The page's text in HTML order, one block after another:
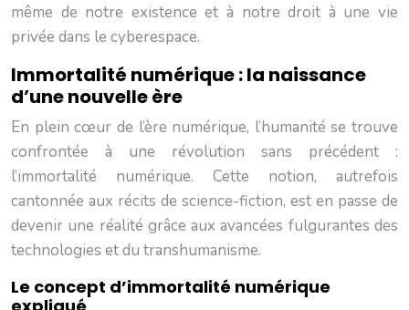
même de notre existence et à notre droit à une vie
privée dans le cyberespace.
Immortalité numérique : la naissance
d’une nouvelle ère
En plein cœur de l’ère numérique, l’humanité se trouve
confrontée à une révolution sans précédent :
l’immortalité numérique. Cette notion, autrefois
cantonnée aux récits de science-fiction, est en passe de
devenir une réalité grâce aux avancées fulgurantes des
technologies et du transhumanisme.
Le concept d’immortalité numérique